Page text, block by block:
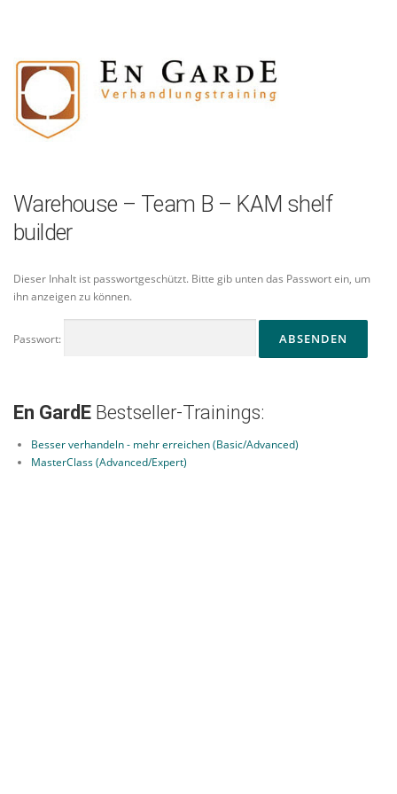
Warehouse – Team B – KAM shelf
builder
Dieser Inhalt ist passwortgeschützt. Bitte gib unten das Passwort ein, um
ihn anzeigen zu können.
Passwort:
En GardE Bestseller-Trainings:
Besser verhandeln - mehr erreichen (Basic/Advanced)
MasterClass (Advanced/Expert)